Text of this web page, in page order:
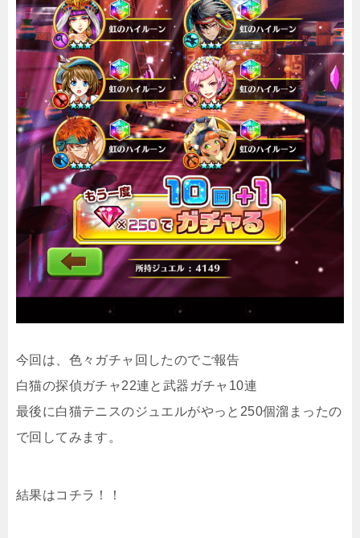
今回は、色々ガチャ回したのでご報告
白猫の探偵ガチャ22連と武器ガチャ10連
最後に白猫テニスのジュエルがやっと250個溜まったの
で回してみます。
結果はコチラ！！